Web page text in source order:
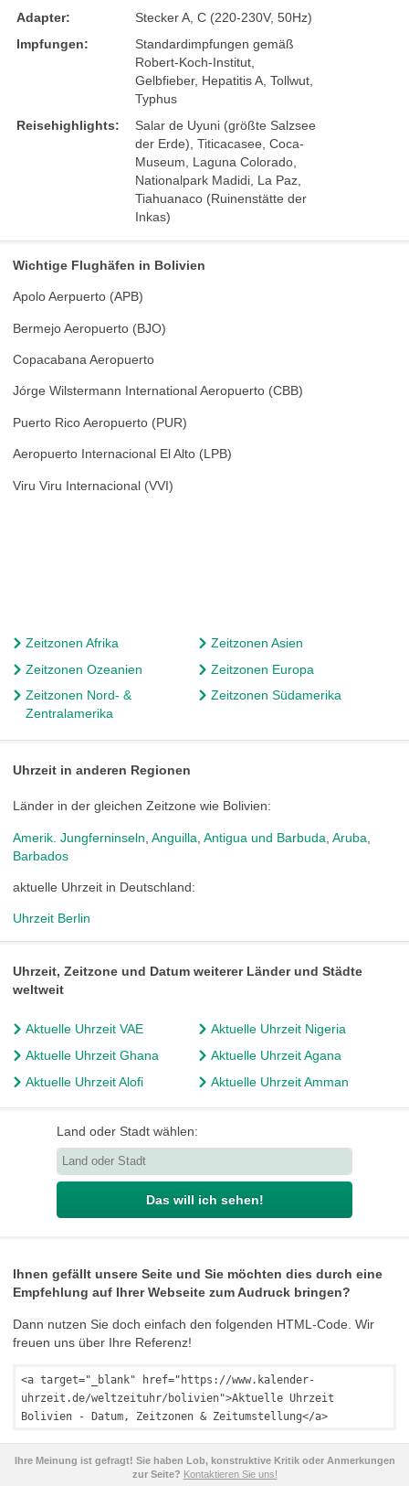
Adapter:
Stecker A, C (220-230V, 50Hz)
Impfungen:
Standardimpfungen gemäß
Robert-Koch-Institut,
Gelbfieber, Hepatitis A, Tollwut,
Typhus
Reisehighlights:
Salar de Uyuni (größte Salzsee
der Erde), Titicacasee, Coca-
Museum, Laguna Colorado,
Nationalpark Madidi, La Paz,
Tiahuanaco (Ruinenstätte der
Inkas)
Wichtige Flughäfen in Bolivien
Apolo Aerpuerto (APB)
Bermejo Aeropuerto (BJO)
Copacabana Aeropuerto
Jórge Wilstermann International Aeropuerto (CBB)
Puerto Rico Aeropuerto (PUR)
Aeropuerto Internacional El Alto (LPB)
Viru Viru Internacional (VVI)
Zeitzonen Afrika
Zeitzonen Asien
Zeitzonen Ozeanien
Zeitzonen Europa
Zeitzonen Nord- &
Zentralamerika
Zeitzonen Südamerika
Uhrzeit in anderen Regionen
Länder in der gleichen Zeitzone wie Bolivien:
Amerik. Jungferninseln ,Anguilla ,Antigua und Barbuda ,Aruba
Barbados
aktuelle Uhrzeit in Deutschland:
Uhrzeit Berlin
Uhrzeit, Zeitzone und Datum weiterer Länder und Städte
weltweit
Aktuelle Uhrzeit VAE
Aktuelle Uhrzeit Nigeria
Aktuelle Uhrzeit Ghana
Aktuelle Uhrzeit Agana
Aktuelle Uhrzeit Alofi
Aktuelle Uhrzeit Amman
Land oder Stadt wählen:
Das will ich sehen!
Ihnen gefällt unsere Seite und Sie möchten dies durch eine
Empfehlung auf Ihrer Webseite zum Audruck bringen?
Dann nutzen Sie doch einfach den folgenden HTML-Code. Wir
freuen uns über Ihre Referenz!
<a target="_blank" href="https://www.kalender-
uhrzeit.de/weltzeituhr/bolivien">Aktuelle Uhrzeit
Bolivien - Datum, Zeitzonen & Zeitumstellung</a>
Ihre Meinung ist gefragt! Sie haben Lob, konstruktive Kritik oder Anmerkungen
zur Seite? Kontaktieren Sie uns!